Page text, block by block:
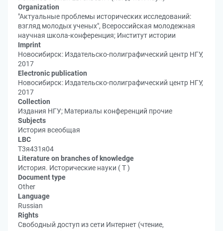
Organization
"Актуальные проблемы исторических исследований:
взгляд молодых ученых", Всероссийская молодежная
научная школа-конференция; Институт истории
Imprint
Новосибирск: Издательско-полиграфический центр НГУ,
2017
Electronic publication
Новосибирск: Издательско-полиграфический центр НГУ,
2017
Collection
Издания НГУ; Материалы конференций прочие
Subjects
История всеобщая
LBC
Т3я431я04
Literature on branches of knowledge
История. Исторические науки ( Т )
Document type
Other
Language
Russian
Rights
Свободный доступ из сети Интернет (чтение,